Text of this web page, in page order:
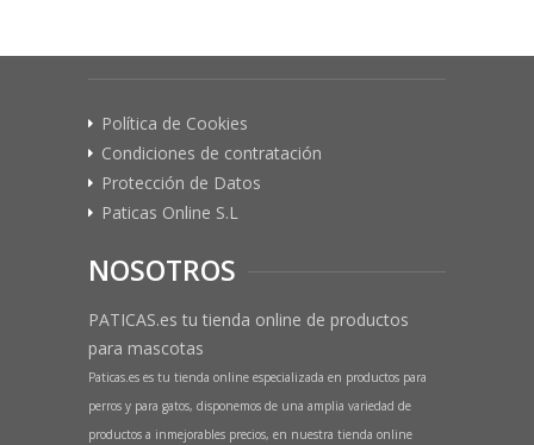
Política de Cookies
Condiciones de contratación
Protección de Datos
Paticas Online S.L
NOSOTROS
PATICAS.es tu tienda online de productos
para mascotas
Paticas.es es tu tienda online especializada en productos para
perros y para gatos, disponemos de una amplia variedad de
productos a inmejorables precios, en nuestra tienda online